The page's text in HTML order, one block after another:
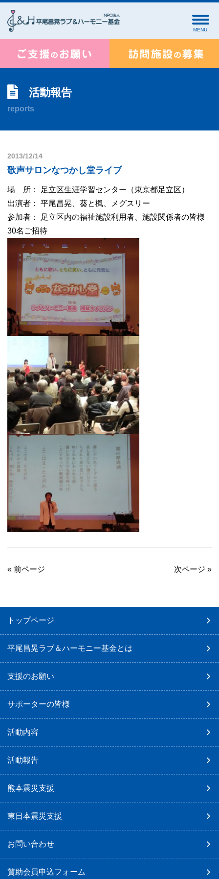
MENU
活動報告
reports
2013/12/14
歌声サロンなつかし堂ライブ
場 所： 足立区生涯学習センター（東京都足立区）
出演者： 平尾昌晃、葵と楓、メグスリー
参加者： 足立区内の福祉施設利用者、施設関係者の皆様
30名ご招待
« 前ページ 次ページ »
トップページ
平尾昌晃ラブ＆ハーモニー基金とは
支援のお願い
サポーターの皆様
活動内容
活動報告
熊本震災支援
東日本震災支援
お問い合わせ
賛助会員申込フォーム